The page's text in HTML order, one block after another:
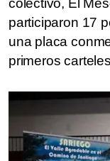
colectivo, El
participaron 17
una placa
primeros